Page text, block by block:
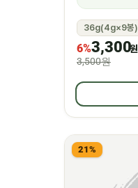
36g(4g×9봉)
6%3,300원
3,500원
21%